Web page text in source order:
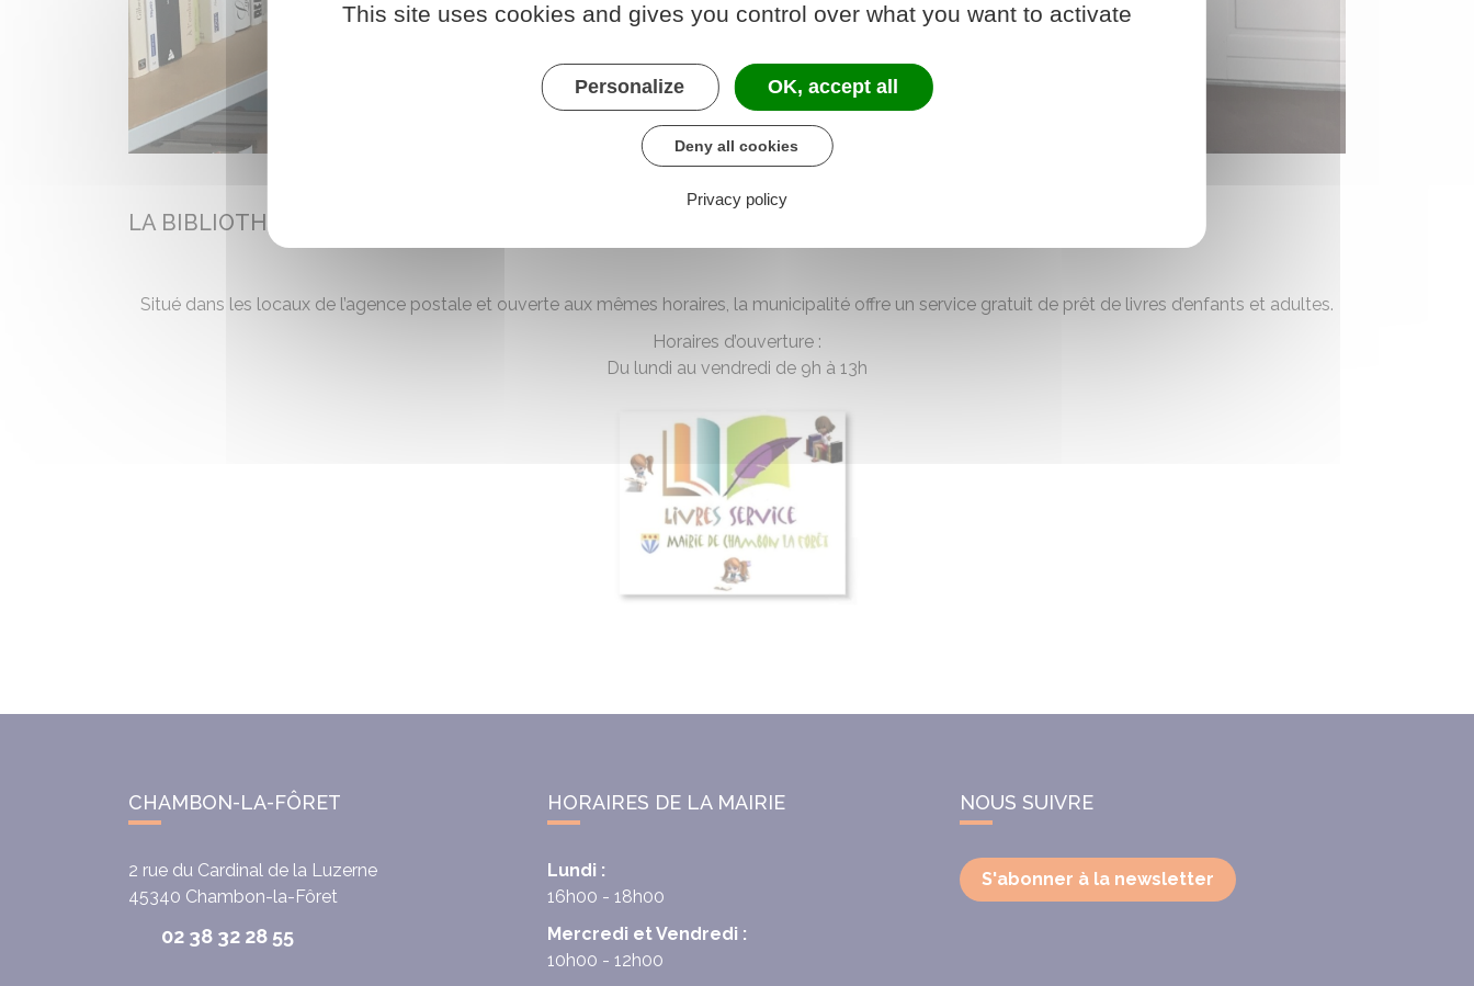
LA BIBLIOTHEQUE
Situé dans les locaux de l’agence postale et ouverte aux mêmes horaires, la municipalité offre un service gratuit de prêt de livres d’enfants et adultes.
Horaires d’ouverture :
Du lundi au vendredi de 9h à 13h
CHAMBON-LA-FÔRET
2 rue du Cardinal de la Luzerne
45340 Chambon-la-Fôret
02 38 32 28 55
HORAIRES DE LA MAIRIE
Lundi :
16h00 - 18h00
Mercredi et Vendredi :
10h00 - 12h00
NOUS SUIVRE
S'abonner à la newsletter
This site uses cookies and gives you control over what you want to activate
Personalize OK, accept all
Deny all cookies
Privacy policy